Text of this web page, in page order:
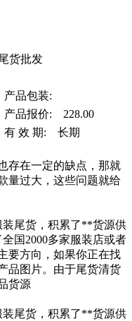
货批发
产品包装:
产品报价: 228.00
有 效 期: 长期
存在一定的缺点，那就
量过大，这些问题就给
尾货，积累了**货源供
国2000多家服装店或者
要方向，如果你正在找
品图片。由于尾货清货
货源
尾货，积累了**货源供